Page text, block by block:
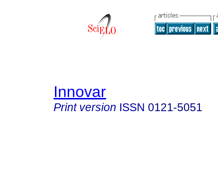
Innovar
Print version ISSN 0121-5051